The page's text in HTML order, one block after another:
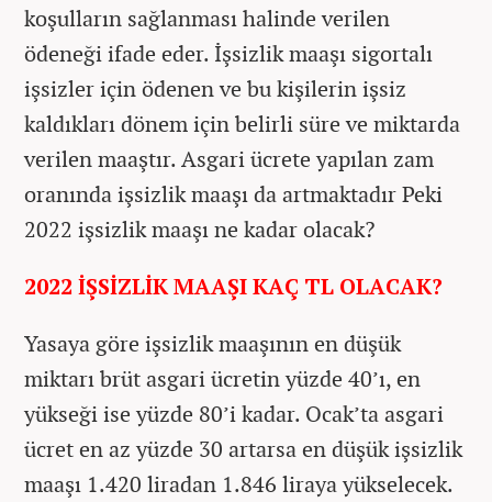
koşulların sağlanması halinde verilen
ödeneği ifade eder. İşsizlik maaşı sigortalı
işsizler için ödenen ve bu kişilerin işsiz
kaldıkları dönem için belirli süre ve miktarda
verilen maaştır. Asgari ücrete yapılan zam
oranında işsizlik maaşı da artmaktadır Peki
2022 işsizlik maaşı ne kadar olacak?
2022 İŞSİZLİK MAAŞI KAÇ TL OLACAK?
Yasaya göre işsizlik maaşının en düşük
miktarı brüt asgari ücretin yüzde 40’ı, en
yükseği ise yüzde 80’i kadar. Ocak’ta asgari
ücret en az yüzde 30 artarsa en düşük işsizlik
maaşı 1.420 liradan 1.846 liraya yükselecek.